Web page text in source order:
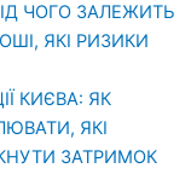
ЧОГО ЗАЛЕЖИТЬ
ЯКІ РИЗИКИ
КИЄВА: ЯК
ЯКІ
ЗАТРИМОК